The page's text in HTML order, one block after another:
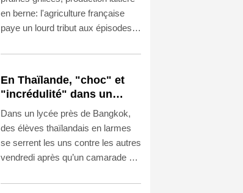
en berne: l'agriculture française
paye un lourd tribut aux épisodes
sécheresse inédite, entre autres
exemple, est attendue au plus bas
depuis 1980.
En Thaïlande, "choc" et
"incrédulité" dans un
lycée après une fusillade
mortelle
Dans un lycée près de Bangkok,
des élèves thaïlandais en larmes
se serrent les uns contre les autres
vendredi après qu’un camarade de
leur établissement armé d'un